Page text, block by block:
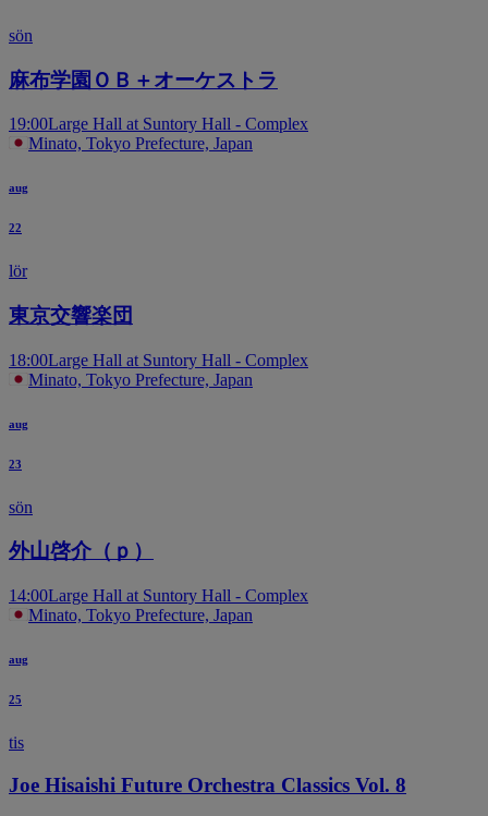
sön
麻布学園ＯＢ＋オーケストラ
19:00Large Hall at Suntory Hall - Complex
Minato, Tokyo Prefecture, Japan
aug
22
lör
東京交響楽団
18:00Large Hall at Suntory Hall - Complex
Minato, Tokyo Prefecture, Japan
aug
23
sön
外山啓介（ｐ）
14:00Large Hall at Suntory Hall - Complex
Minato, Tokyo Prefecture, Japan
aug
25
tis
Joe Hisaishi Future Orchestra Classics Vol. 8